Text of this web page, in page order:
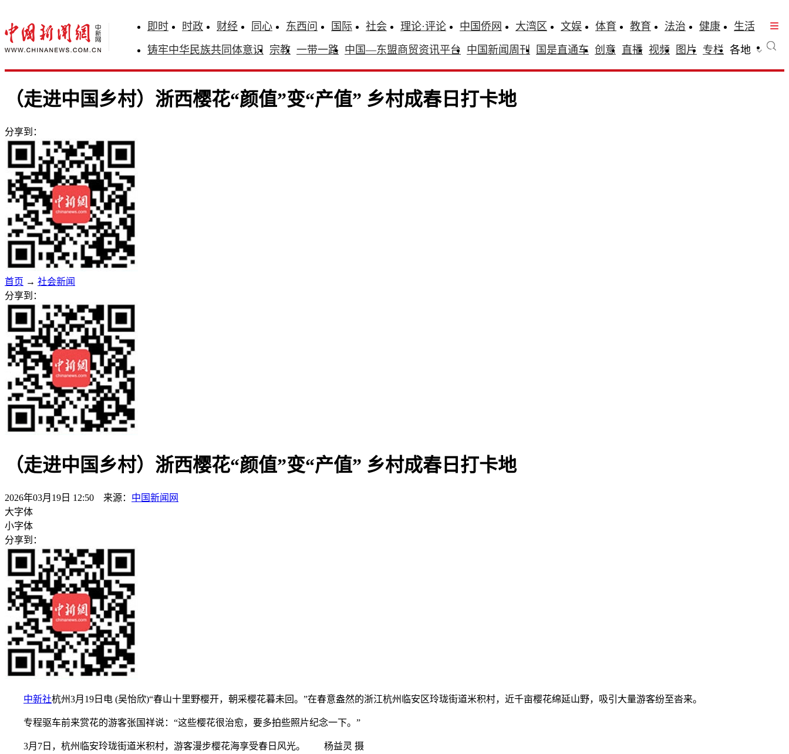
即时 时政 财经 同心 东西问 国际 社会 理论·评论 中国侨网 大湾区 文娱 体育 教育 法治 健康
生活
铸牢中华民族共同体意识 宗教 一带一路 中国—东盟商贸资讯平台 中国新闻周刊 国是直通车 创意 直播 视频 图片 专栏 各地
（走进中国乡村）浙西樱花“颜值”变“产值” 乡村成春日打卡地
分享到：
首页 → 社会新闻
分享到：
（走进中国乡村）浙西樱花“颜值”变“产值” 乡村成春日打卡地
2026年03月19日 12:50 来源： 中国新闻网
大字体
小字体
分享到：
中新社杭州3月19日电 (吴怡欣)“春山十里野樱开，朝采樱花暮未回。”在春意盎然的浙江杭州临安区玲珑街道米积村，近千亩樱花绵延山野，吸引大量游客纷至沓来。
专程驱车前来赏花的游客张国祥说：“这些樱花很治愈，要多拍些照片纪念一下。”
3月7日，杭州临安玲珑街道米积村，游客漫步樱花海享受春日风光。 杨益灵 摄